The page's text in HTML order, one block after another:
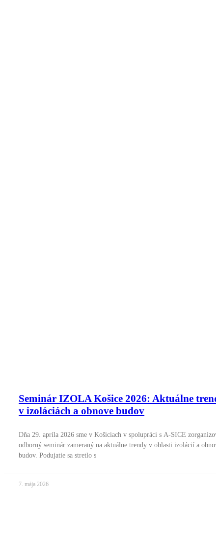
Seminár IZOLA Košice 2026: Aktuálne
v izoláciách a obnove budov
Dňa 29. apríla 2026 sme v Košiciach v spolupráci s A-SICE
odborný seminár zameraný na aktuálne trendy v oblasti izolácií a
budov. Podujatie sa stretlo s
7. mája 2026